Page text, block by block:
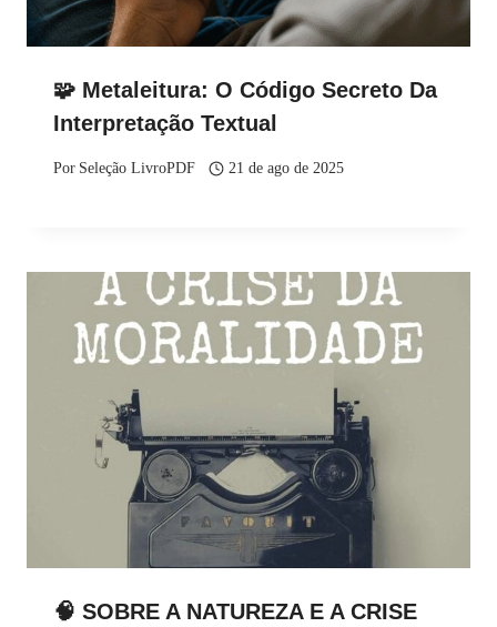
🧩 Metaleitura: O Código Secreto Da
Interpretação Textual
Por Seleção LivroPDF 21 de ago de 2025
🧠 SOBRE A NATUREZA E A CRISE